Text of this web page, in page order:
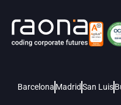
Barcelona MadridSan Luis